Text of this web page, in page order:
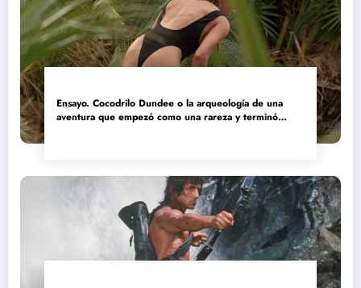
Ensayo. Cocodrilo Dundee o la arqueología de una
aventura que empezó como una rareza y terminó